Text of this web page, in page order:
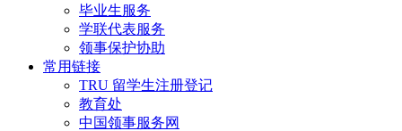
毕业生服务
学联代表服务
领事保护协助
常用链接
TRU 留学生注册登记
教育处
中国领事服务网